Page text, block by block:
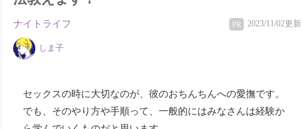
ナイトライフ PR 2023/11/02更新
しま子
セックスの時に大切なのが、彼のおちんちんへの愛撫です。
でも、そのやり方や手順って、一般的にはみなさんは経験か